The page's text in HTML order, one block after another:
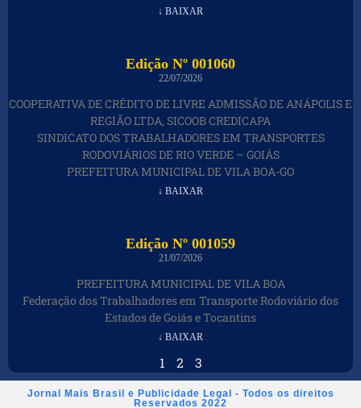
↓ BAIXAR
Edição Nº 001060
22/07/2026
COOPERATIVA DE CRÉDITO DE LIVRE ADMISSÃO DE ANÁPOLIS E
REGIÃO LTDA, SICOOB CREDICAPA
SINDICATO DOS TRABALHADORES EM TRANSPORTES
RODOVIÁRIOS DE RIO VERDE – GOIÁS
PREFEITURA MUNICIPAL DE VILA BOA-GO
↓ BAIXAR
Edição Nº 001059
21/07/2026
PREFEITURA MUNICIPAL DE VILA BOA
Federação dos Trabalhadores em Transporte Rodoviário dos
Estados de Goiás e Tocantins
↓ BAIXAR
1 2 3
Jornal Mais Brasil e Publicidade Legal - Todos os direitos
Reservados 2022